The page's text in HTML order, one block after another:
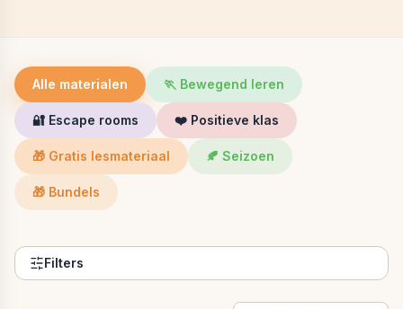
Alle materialen 🏃 Bewegend leren
🔐 Escape rooms ❤️ Positieve klas
🎁 Gratis lesmateriaal 🍂 Seizoen
🎁 Bundels
Filters